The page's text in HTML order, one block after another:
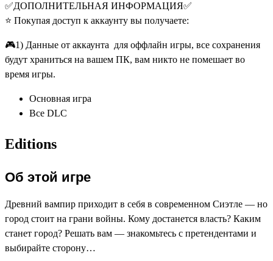
✅ДОПОЛНИТЕЛЬНАЯ ИНФОРМАЦИЯ✅
⭐️ Покупая доступ к аккаунту вы получаете:
🎮1) Данные от аккаунта для оффлайн игры, все сохранения
будут храниться на вашем ПК, вам никто не помешает во
время игры.
Основная игра
Все DLC
Editions
Об этой игре
Древний вампир приходит в себя в современном Сиэтле — но
город стоит на грани войны. Кому достанется власть? Каким
станет город? Решать вам — знакомьтесь с претендентами и
выбирайте сторону…